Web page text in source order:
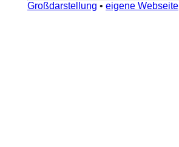
Großdarstellung • eigene Webseite